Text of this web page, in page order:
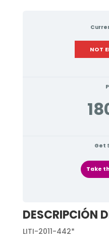
NOT
Get
Take
DESCRIPCIÓN
LITI-2011-442*